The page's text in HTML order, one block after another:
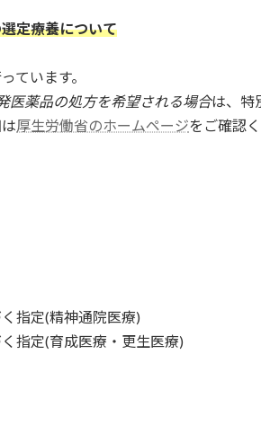
定療養について
ています。
医薬品の処方を希望される場合は、特
厚生労働省のホームページをご確認く
指定(精神通院医療)
指定(育成医療・更生医療)